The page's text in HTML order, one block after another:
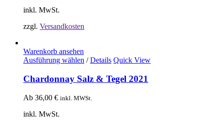
inkl. MwSt.
zzgl. Versandkosten
Warenkorb ansehen
Ausführung wählen / Details Quick View
Chardonnay Salz & Tegel 2021
Ab 36,00 € inkl. MWSt.
inkl. MwSt.